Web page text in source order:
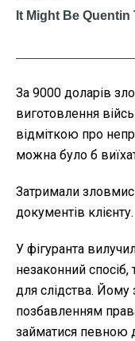
За 9000 доларів
виготовлення
відміткою про
можна було б
Затримали
документів клієнту.
У фігуранта
незаконний
для слідства. Йому
позбавленням
займатися певною